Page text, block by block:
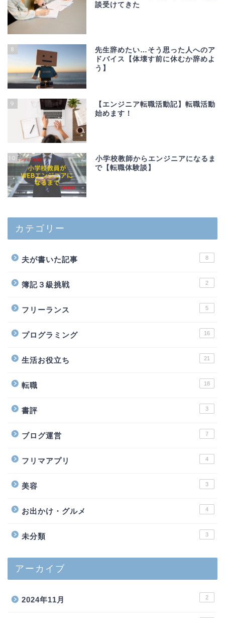
談受けてきた
8
先生辞めたい…そう思った人へのア
ドバイス【体壊す前に休むか辞めよ
う】
9
【エンジニア転職活動記】転職活動
始めます！
10
小学校教師からエンジニアになるま
で【転職体験談】
カテゴリー
夫が書いた記事 8
簿記３級挑戦 2
フリーランス 5
プログラミング 16
生活お役立ち 21
転職 18
書評 3
ブログ運営 7
フリマアプリ 4
美容 3
お出かけ・グルメ 4
未分類 3
アーカイブ
2024年11月 2